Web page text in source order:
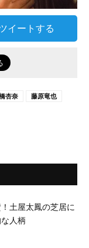
イートする
杏奈
藤原竜也
土屋太鳳の芝居に
人柄